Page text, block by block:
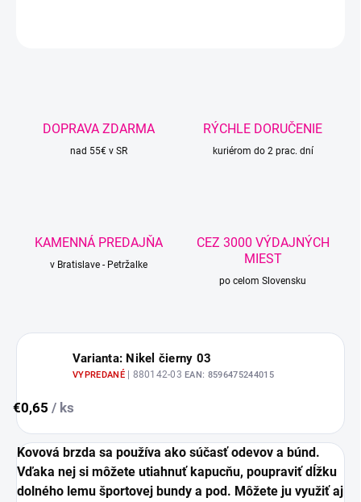
DOPRAVA ZDARMA
nad 55€ v SR
RÝCHLE DORUČENIE
kuriérom do 2 prac. dní
KAMENNÁ PREDAJŇA
v Bratislave - Petržalke
CEZ 3000 VÝDAJNÝCH
MIEST
po celom Slovensku
Varianta: Nikel čierny 03
VYPREDANÉ | 880142-03EAN: 8596475244015
€0,65 / ks
Kovová brzda sa používa ako súčasť odevov a búnd.
Vďaka nej si môžete utiahnuť kapucňu, poupraviť dĺžku
dolného lemu športovej bundy a pod. Môžete ju využiť aj